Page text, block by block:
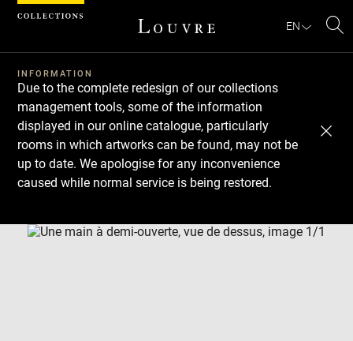
EN
INFORMATION
Due to the complete redesign of our collections
management tools, some of the information
displayed in our online catalogue, particularly
rooms in which artworks can be found, may not be
up to date. We apologise for any inconvenience
caused while normal service is being restored.
Download
Next
Previous
Cookies management panel